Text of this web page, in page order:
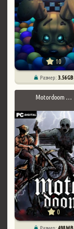
10
Размер:3.56 GB
Motordoom …
0